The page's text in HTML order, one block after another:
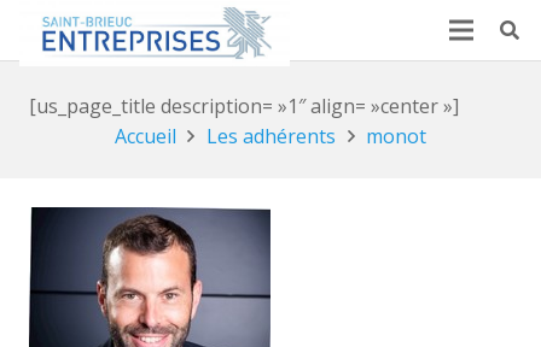
[us_page_title description= »1″ align= »center »]
Accueil
Les adhérents monot